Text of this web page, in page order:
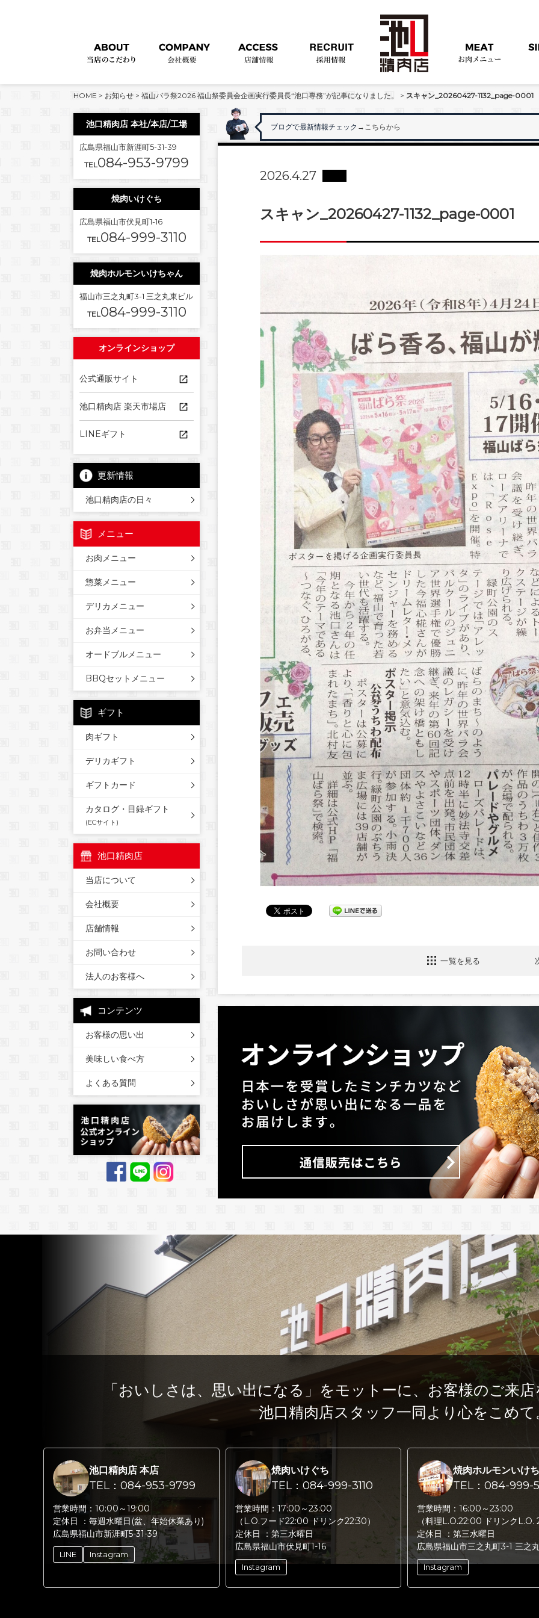
HOME > お知らせ > 福山バラ祭2026 福山祭委員会企画実行委員長“池口専務”が記事になりました。 > スキャン_20260427-1132_page-0001
ブログで最新情報チェック →こちらから
2026.4.27
スキャン_20260427-1132_page-0001
一覧を見る
池口精肉店 本社/本店/工場
広島県福山市新涯町5-31-39
TEL084-953-9799
焼肉いけぐち
広島県福山市伏見町1-16
TEL084-999-3110
焼肉ホルモンいけちゃん
福山市三之丸町3-1 三之丸東ビル
TEL084-999-3110
オンラインショップ
公式通販サイト
池口精肉店 楽天市場店
LINEギフト
更新情報
池口精肉店の日々
メニュー
お肉メニュー
惣菜メニュー
デリカメニュー
お弁当メニュー
オードブルメニュー
BBQセットメニュー
ギフト
肉ギフト
デリカギフト
ギフトカード
カタログ・目録ギフト
(ECサイト)
池口精肉店
当店について
会社概要
店舗情報
お問い合わせ
法人のお客様へ
コンテンツ
お客様の思い出
美味しい食べ方
よくある質問
「おいしさは、思い出になる」をモットーに、 お客様のご来
池口精肉店スタッフ一同より心をこめて
池口精肉店 本店
TEL：084-953-9799
営業時間： 10:00～19:00
定休日 ： 毎週水曜日(盆、年始休業あり)
広島県福山市新涯町5-31-39
LINE Instagram
焼肉いけぐち
TEL：084-999-3110
営業時間： 17:00～23:00
（L.O.フード22:00 ドリンク22:30）
定休日 ： 第三水曜日
広島県福山市伏見町1-16
Instagram
焼肉ホルモンいけ
TEL：084-999-
営業時間： 16:00～23:00
（料理L.O.22:00 ドリンクL.O.
定休日 ： 第三水曜日
広島県福山市三之丸町3-1 三之
Instagram